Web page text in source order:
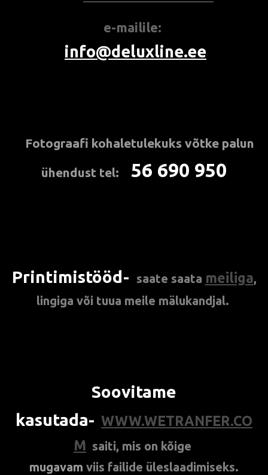
e-mailile:
info@deluxline.ee
Fotograafi kohaletulekuks võtke palun
ühendust tel: 56 690 950
Printimistööd- saate saata meiliga,
lingiga või tuua meile mälukandjal.
Soovitame
kasutada- WWW.WETRANFER.CO
M saiti, mis on kõige
mugavam viis failide üleslaadimiseks.